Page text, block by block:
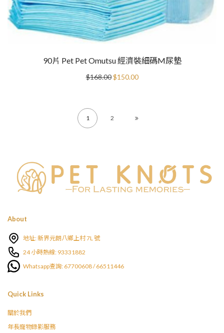
90片 Pet Pet Omutsu 經濟裝細碼M尿墊
$168.00 Original
$150.00Current
1 2
About
地址: 新界元朗八鄉上村 7L 號
24 小時熱線: 93331882
Whatsapp查詢: 67700608 / 66511446
Quick Links
關於我們
年長寵物錄影服務